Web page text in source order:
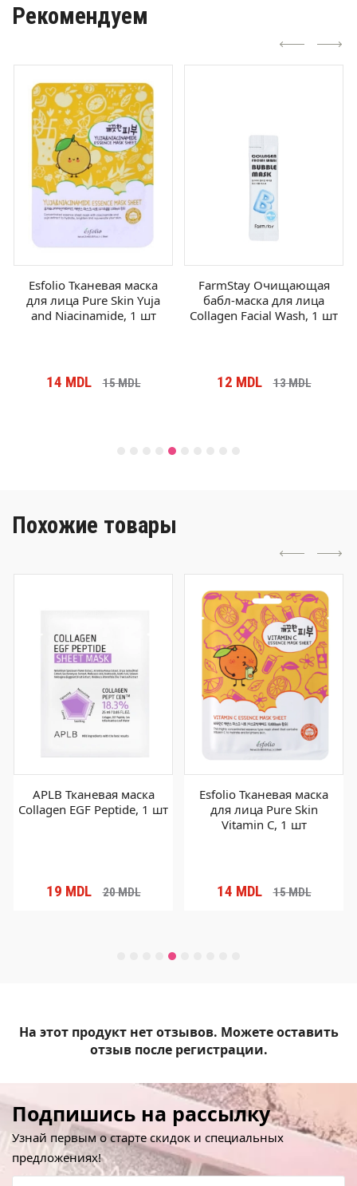
Рекомендуем
Esfolio Тканевая маска
для лица Pure Skin Yuja
and Niacinamide, 1 шт
14 MDL 15MDL
FarmStay Очищающая
бабл-маска для лица
Collagen Facial Wash, 1 шт
12 MDL 13MDL
Похожие товары
APLB Тканевая маска
Collagen EGF Peptide, 1 шт
19 MDL 20MDL
Esfolio Тканевая маска
для лица Pure Skin
Vitamin C, 1 шт
14 MDL 15MDL
На этот продукт нет отзывов. Можете оставить
отзыв после регистрации.
Подпишись на рассылку
Узнай первым о старте скидок и специальных
предложениях!